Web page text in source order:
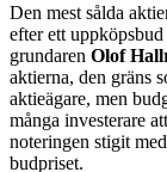
Den mest sålda
efter ett
grundaren Olof
aktierna, den gräns
aktieägare, men
många investerare
noteringen stigit
budpriset.